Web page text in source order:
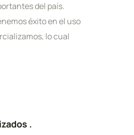
del país.
éxito en el uso
lo cual
.